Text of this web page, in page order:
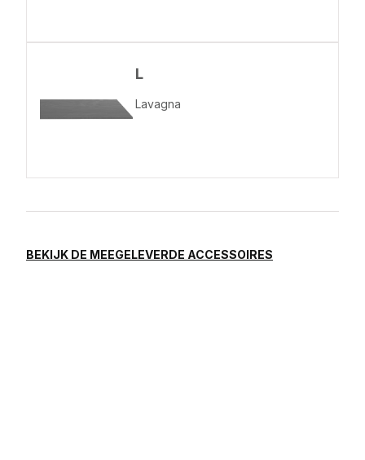
L
Lavagna
BEKIJK DE MEEGELEVERDE ACCESSOIRES